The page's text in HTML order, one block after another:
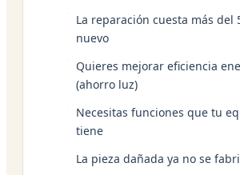
La reparación cuesta más del
nuevo
Quieres mejorar eficiencia
(ahorro luz)
Necesitas funciones que tu
tiene
La pieza dañada ya no se